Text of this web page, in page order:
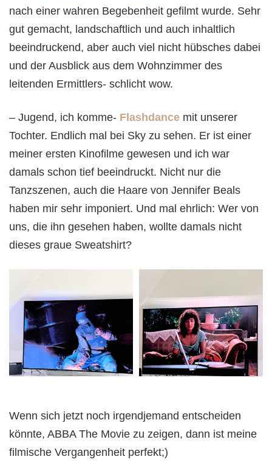
nach einer wahren Begebenheit gefilmt wurde. Sehr
gut gemacht, landschaftlich und auch inhaltlich
beeindruckend, aber auch viel nicht hübsches dabei
und der Ausblick aus dem Wohnzimmer des
leitenden Ermittlers- schlicht wow.
– Jugend, ich komme- Flashdance mit unserer
Tochter. Endlich mal bei Sky zu sehen. Er ist einer
meiner ersten Kinofilme gewesen und ich war
damals schon tief beeindruckt. Nicht nur die
Tanzszenen, auch die Haare von Jennifer Beals
haben mir sehr imponiert. Und mal ehrlich: Wer von
uns, die ihn gesehen haben, wollte damals nicht
dieses graue Sweatshirt?
Wenn sich jetzt noch irgendjemand entscheiden
könnte, ABBA The Movie zu zeigen, dann ist meine
filmische Vergangenheit perfekt;)